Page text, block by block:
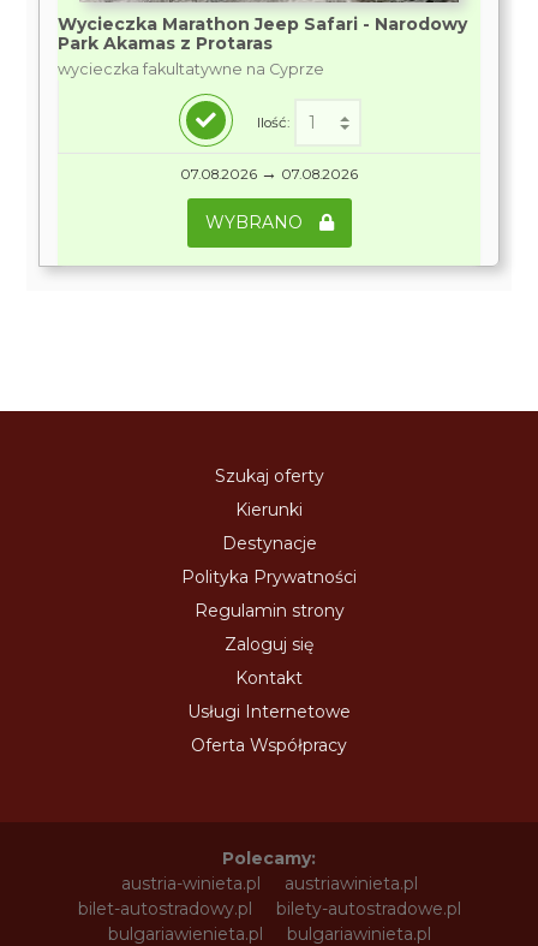
Wycieczka Marathon Jeep Safari - Narodowy
Park Akamas z Protaras
wycieczka fakultatywne na Cyprze
Ilość:
07.08.2026 → 07.08.2026
WYBRANO
Szukaj oferty
Kierunki
Destynacje
Polityka Prywatności
Regulamin strony
Zaloguj się
Kontakt
Usługi Internetowe
Oferta Współpracy
Polecamy:
austria-winieta.pl
austriawinieta.pl
bilet-autostradowy.pl
bilety-autostradowe.pl
bulgariawienieta.pl
bulgariawinieta.pl